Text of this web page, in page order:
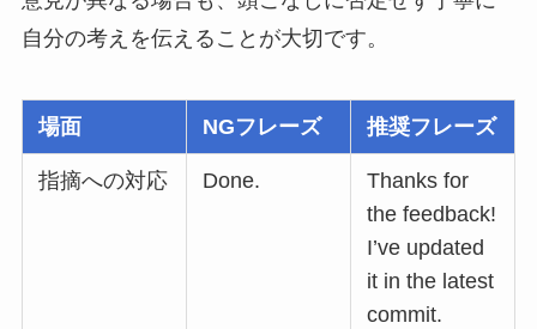
自分の考えを伝えることが大切です。
場面 NGフレーズ 推奨フレーズ
指摘への対応 Done.
Thanks for
the feedback!
I’ve updated
it in the latest
commit.